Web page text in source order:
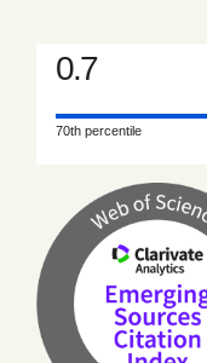
0.7
70th percentile